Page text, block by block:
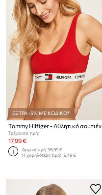
ΕΞΤΡΑ -5% ΜΕ ΚΩΔΙΚΟ*
Tommy Hilfiger - Αθλητικό σουτιέν
Τρέχουσα τιμή:
17,99 €
Αρχική τιμή:38,99 €
Η χαμηλότερη τιμή:19,49 €